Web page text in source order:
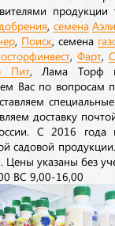
продукции
семена
Поиск , семена
, Фарт,
Пит, Лама Торф
Вас по вопросам
доставку
С 2016 года
садовой
указаны без
ВС 9,00-16,00